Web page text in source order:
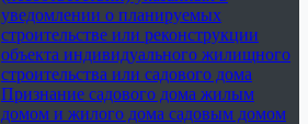
уведомлении о планируемых
строительстве или реконструкции
объекта индивидуального жилищного
строительства или садового дома
Признание садового дома жилым
домом и жилого дома садовым домом